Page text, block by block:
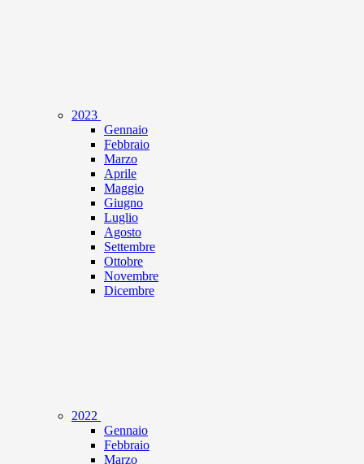
2023
Gennaio
Febbraio
Marzo
Aprile
Maggio
Giugno
Luglio
Agosto
Settembre
Ottobre
Novembre
Dicembre
2022
Gennaio
Febbraio
Marzo